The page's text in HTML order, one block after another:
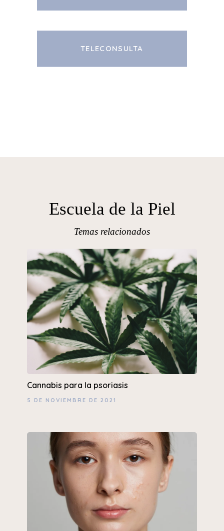
TELECONSULTA
Escuela de la Piel
Temas relacionados
Cannabis para la psoriasis
5 DE NOVIEMBRE DE 2021